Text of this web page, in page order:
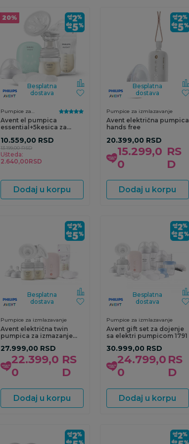
20%
Besplatna
dostava
Pumpice za
izmlazavanje
Avent el pumpica
essential+5kesica za
10.559,00 RSD
13.199,00 RSD
Ušteda:
2.640,00RSD
Dodaj u korpu
Besplatna
dostava
Pumpice za izmlazavanje
Avent električna pumpica
hands free
20.399,00 RSD
15.299,0
0
RS
D
Dodaj u korpu
Besplatna
dostava
Pumpice za izmlazavanje
Avent električna twin
pumpica za izmazanje
27.999,00 RSD
22.399,0
0
RS
D
Dodaj u korpu
Besplatna
dostava
Pumpice za izmlazavanje
Avent gift set za dojenje
sa elektri pumpicom 1791
30.999,00 RSD
24.799,0
0
RS
D
Dodaj u korpu